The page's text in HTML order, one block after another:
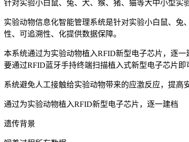
针对实验小白鼠、兔、犬、猴、猪、猫等大中小型实
实验动物信息化智能管理系统是针对实验小白鼠、
性、可追溯性、化提供数据保障。
本系统通过为实验动物植入RFID新型电子芯片，逐
要通过RFID蓝牙手持终端扫描植入式新型电子芯片即
系统避免人工接触给实验动物带来的应激反应，提
通过为实验动物植入RFID新型电子芯片，逐一建档
遗传背景